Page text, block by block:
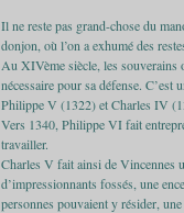
Il ne reste pas grand-chose du
donjon, où l’on a exhumé des
Au XIVème siècle, les souverains
nécessaire pour sa défense.
Philippe V (1322) et Charles IV
Vers 1340, Philippe VI fait
travailler.
Charles V fait ainsi de Vincennes
d’impressionnants fossés, une
personnes pouvaient y résider,